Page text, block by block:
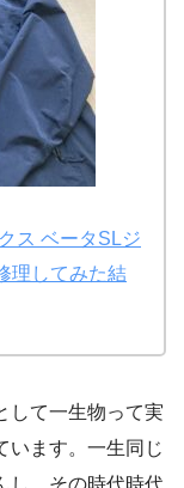
ス ベータSLジ
理してみた結
して一生物って実
います。一生同じ
し、その時代時代